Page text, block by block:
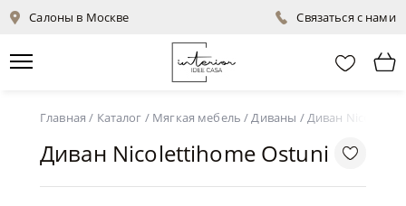
Салоны в Москве Связаться с нами
Главная / Каталог / Мягкая мебель /Диваны /Диван
Диван Nicolettihome Ostuni